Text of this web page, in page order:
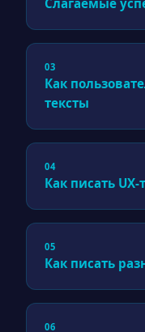
Слагаемые
03
Как
тексты
04
Как писать UX-
05
Как писать
06